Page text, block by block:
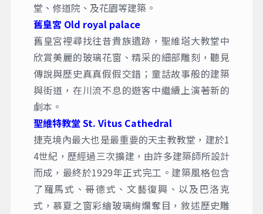
堂、修道院、及花園等建築。
舊皇宮 Old royal palace
舊皇宮裡尋找往昔貴族遺跡，聖維塔大教堂中
欣賞美麗的玻璃花窗、精采的細部雕刻，聽見
傳說與歷史真真假假交錯；童話故事般的建築
與街道，在川流不息的遊客中繼續上演著新的
劇本。
聖維特教堂 St. Vitus Cathedral
捷克境內最大也是最重要的天主教教堂，建於1
4世紀，歷經過三次擴建，由許多建築師所設計
而成，最終於1929年正式完工。建築風格包含
了羅馬式、哥德式、文藝復興、以及巴洛克
式，慕夏之窗彩繪玻璃絢爛奪目，敘述歷史雕